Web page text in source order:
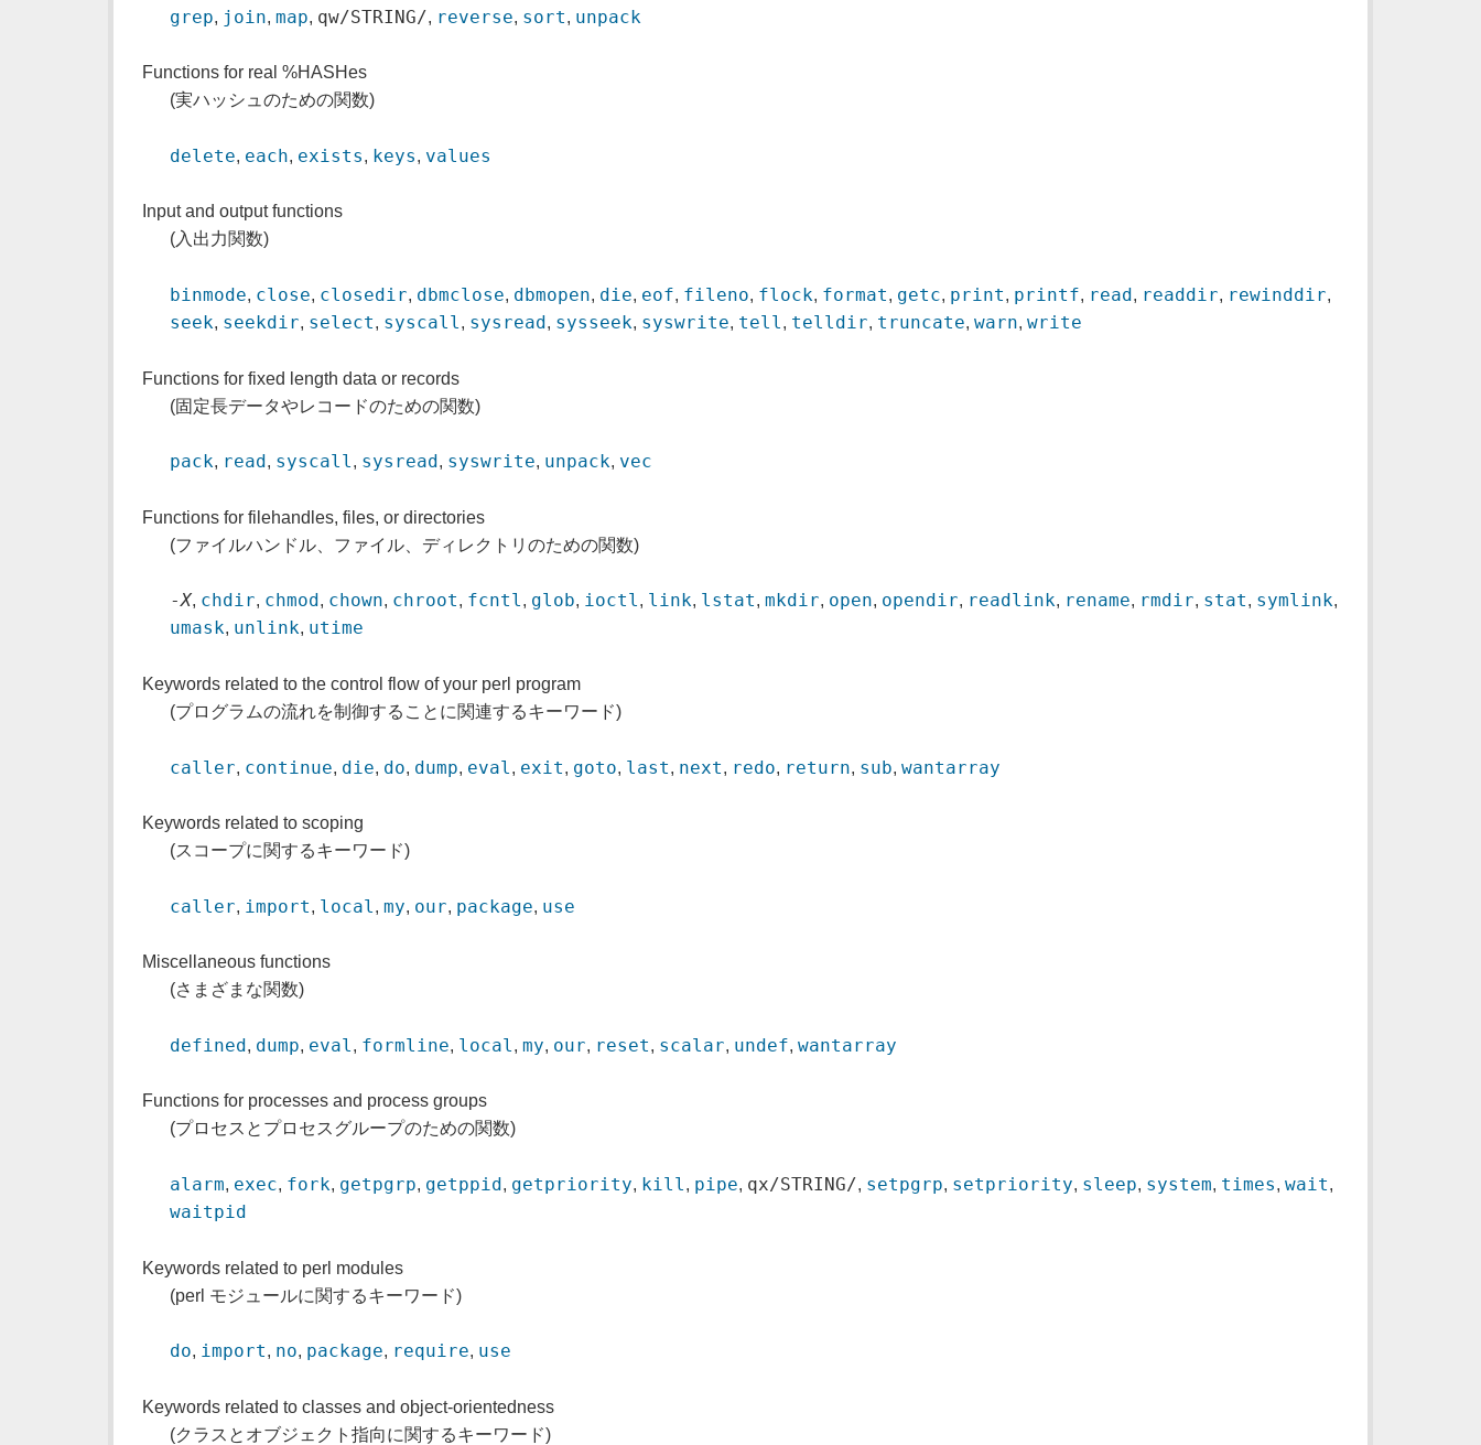
grep, join,map, qw/STRING/, reverse, sort, unpack
Functions for real %HASHes
(実ハッシュのための関数)
delete, each, exists, keys, values
Input and output functions
(入出力関数)
binmode, close, closedir, dbmclose, dbmopen, die, eof, fileno, flock, format, getc, print, printf, read, readdir, rewinddir,
seek, seekdir, select, syscall, sysread, sysseek, syswrite, tell, telldir, truncate,warn,write
Functions for fixed length data or records
(固定長データやレコードのための関数)
pack, read, syscall, sysread, syswrite, unpack, vec
Functions for filehandles, files, or directories
(ファイルハンドル、ファイル、ディレクトリのための関数)
-X, chdir, chmod , chown, chroot, fcntl, glob, ioctl, link, lstat,mkdir, open, opendir, readlink, rename, rmdir, stat, symlink,
umask, unlink, utime
Keywords related to the control flow of your perl program
(プログラムの流れを制御することに関連するキーワード)
caller, continue, die, do, dump, eval , exit, goto, last, next, redo, return, sub,wantarray
Keywords related to scoping
(スコープに関するキーワード)
caller, import, local ,my, our, package, use
Miscellaneous functions
(さまざまな関数)
defined, dump, eval, formline, local,my, our, reset, scalar, undef,wantarray
Functions for processes and process groups
(プロセスとプロセスグループのための関数)
alarm, exec, fork, getpgrp, getppid, getpriority, kill, pipe, qx/STRING/, setpgrp, setpriority, sleep, system, times,wait,
waitpid
Keywords related to perl modules
(perl モジュールに関するキーワード)
do, import, no, package, require, use
Keywords related to classes and object-orientedness
(クラスとオブジェクト指向に関するキーワード)